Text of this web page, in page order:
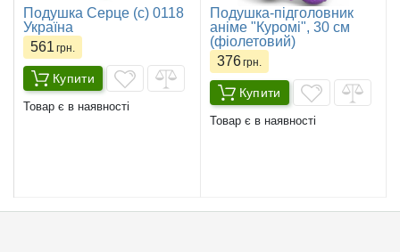
Подушка Серце (с) 0118
Україна
561 грн.
Купити
Товар є в наявності
Подушка-підголовник
аніме "Куромі", 30 см
(фіолетовий)
376грн.
Купити
Товар є в наявності